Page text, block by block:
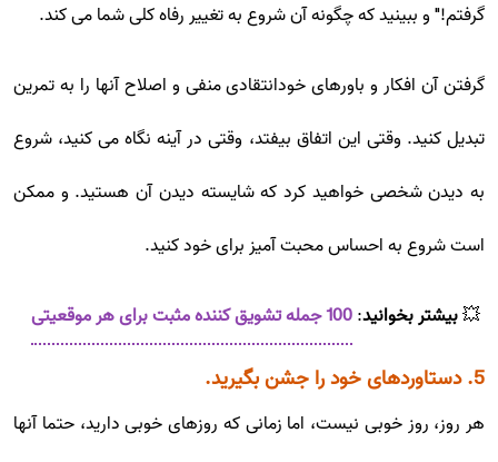
گرفتم!" و ببینید که چگونه آن شروع به تغییر رفاه کلی شما می کند.
گرفتن آن افکار و باورهای خودانتقادی منفی و اصلاح آنها را به تمرین
تبدیل کنید. وقتی این اتفاق بیفتد، وقتی در آینه نگاه می کنید، شروع
به دیدن شخصی خواهید کرد که شایسته دیدن آن هستید. و ممکن
است شروع به احساس محبت آمیز برای خود کنید.
💥بیشتر بخوانید:100 جمله تشویق کننده مثبت برای هر موقعیتی
5. دستاوردهای خود را جشن بگیرید.
هر روز، روز خوبی نیست، اما زمانی که روزهای خوبی دارید، حتما آنها